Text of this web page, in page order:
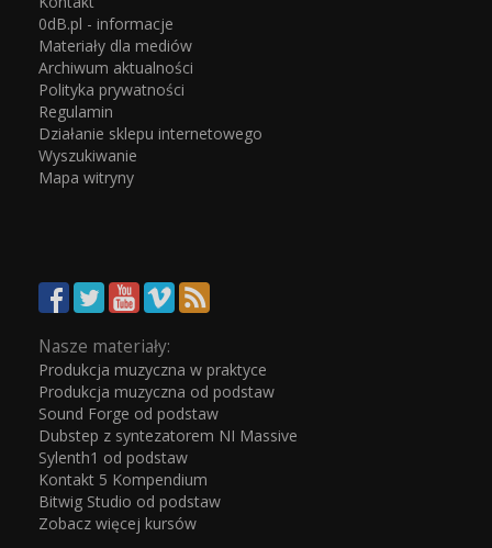
0dB.pl - informacje
Materiały dla mediów
Archiwum aktualności
Polityka prywatności
Regulamin
Działanie sklepu internetowego
Wyszukiwanie
Mapa witryny
Nasze materiały:
Produkcja muzyczna w praktyce
Produkcja muzyczna od podstaw
Sound Forge od podstaw
Dubstep z syntezatorem NI Massive
Sylenth1 od podstaw
Kontakt 5 Kompendium
Bitwig Studio od podstaw
Zobacz więcej kursów